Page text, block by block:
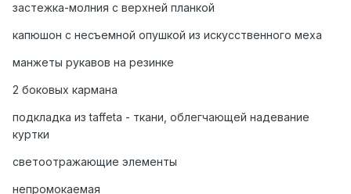
застежка-молния с верхней планкой
капюшон с несъемной опушкой из искусственного меха
манжеты рукавов на резинке
2 боковых кармана
подкладка из taffeta - ткани, облегчающей надевание
куртки
светоотражающие элементы
непромокаемая